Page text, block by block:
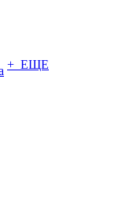
+ ЕЩЕ